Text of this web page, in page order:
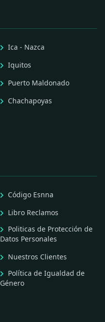
Ica - Nazca
Iquitos
Puerto Maldonado
Chachapoyas
Código Esnna
Libro Reclamos
Politicas de Protección de
Datos Personales
Nuestros Clientes
Política de Igualdad de
Género